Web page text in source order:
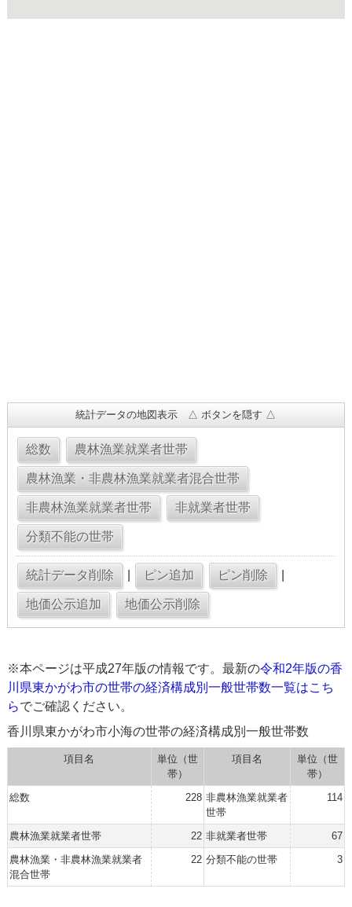
統計データの地図表示 △ ボタンを隠す △
※本ページは平成27年版の情報です。最新の令和2年版の香
川県東かがわ市の世帯の経済構成別一般世帯数一覧はこち
らでご確認ください。
香川県東かがわ市小海の世帯の経済構成別一般世帯数
項目名
単位（世
帯）
項目名
単位（世
帯）
総数
228 非農林漁業就業者
世帯
114
農林漁業就業者世帯 22 非就業者世帯
67
農林漁業・非農林漁業就業者
混合世帯
22 分類不能の世帯 3